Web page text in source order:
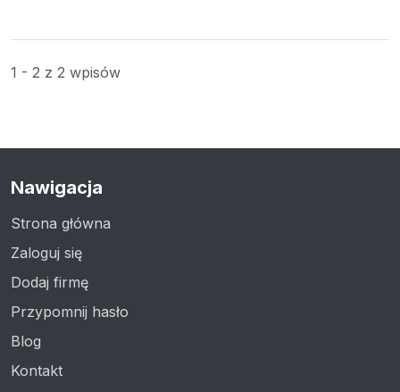
1 - 2 z 2 wpisów
Nawigacja
Strona główna
Zaloguj się
Dodaj firmę
Przypomnij hasło
Blog
Kontakt